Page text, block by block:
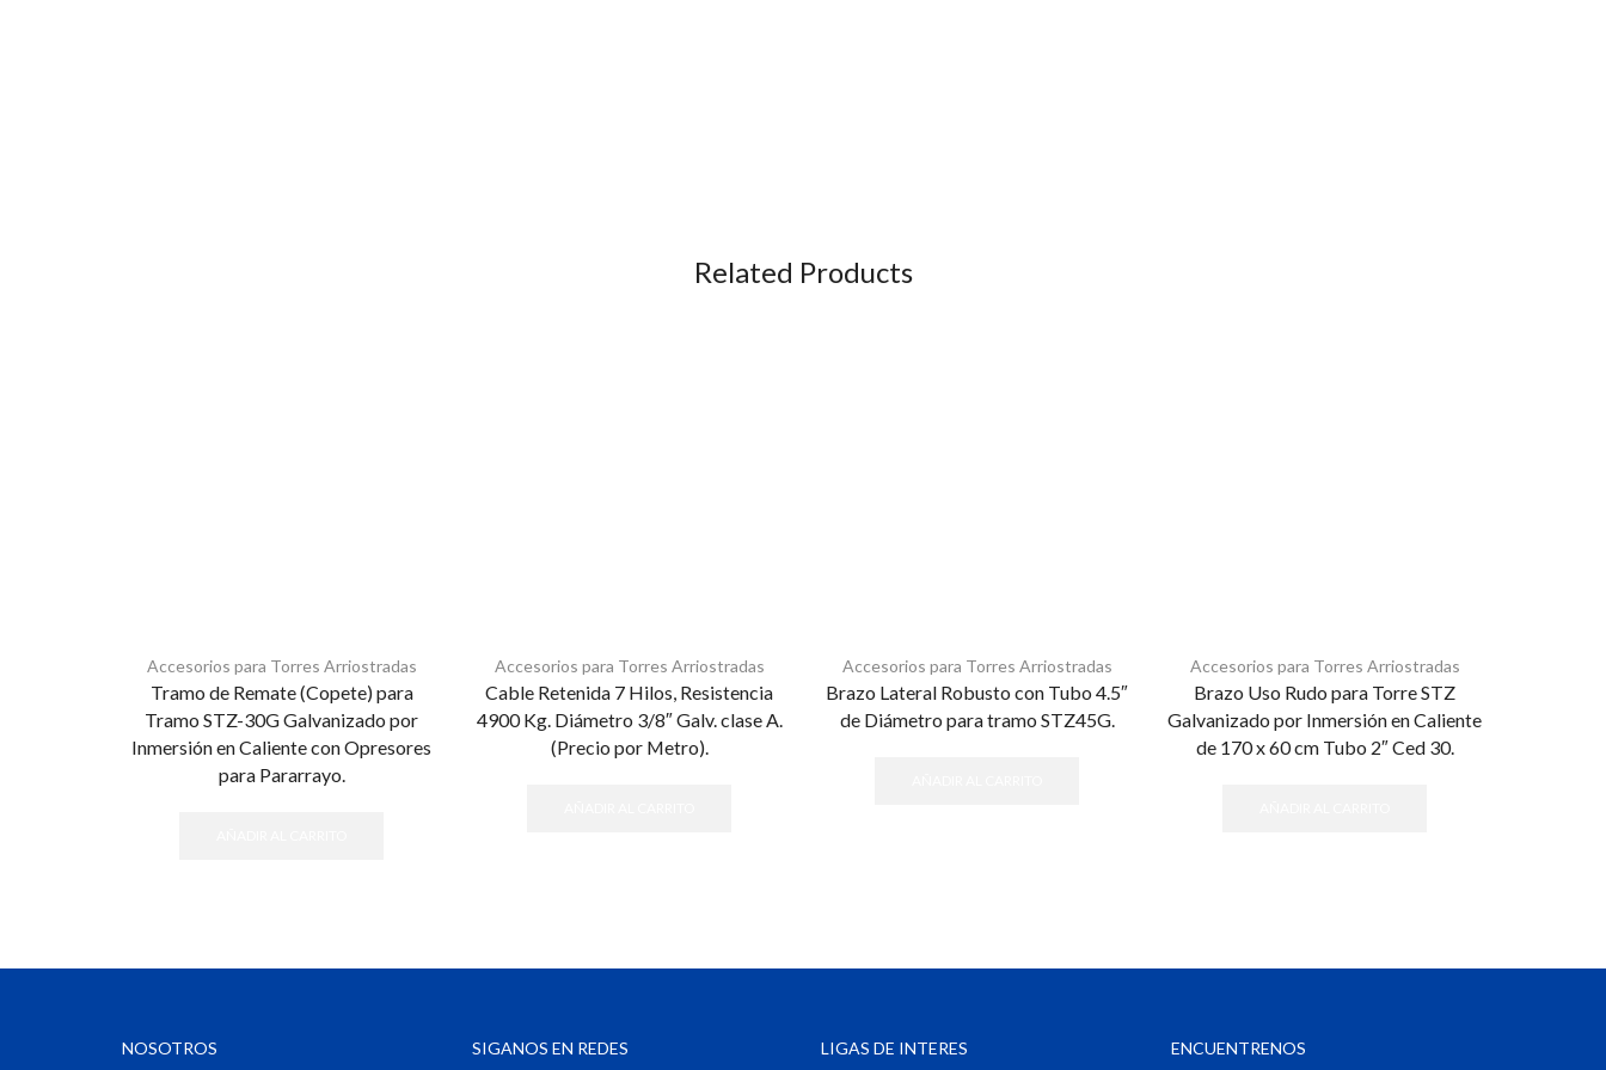
Related Products
Accesorios para Torres Arriostradas
Tramo de Remate (Copete) para
Tramo STZ-30G Galvanizado por
Inmersión en Caliente con Opresores
para Pararrayo.
Accesorios para Torres Arriostradas
Cable Retenida 7 Hilos, Resistencia
4900 Kg. Diámetro 3/8″ Galv. clase A.
(Precio por Metro).
Accesorios para Torres Arriostradas
Brazo Lateral Robusto con Tubo 4.5″
de Diámetro para tramo STZ45G.
Accesorios para Torres Arriostradas
Brazo Uso Rudo para Torre STZ
Galvanizado por Inmersión en Caliente
de 170 x 60 cm Tubo 2″ Ced 30.
NOSOTROS SIGANOS EN REDES LIGAS DE INTERES ENCUENTRENOS